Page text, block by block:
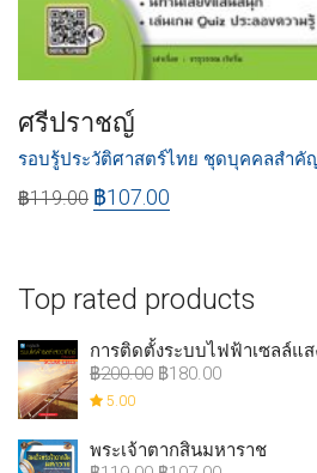
ศรีปราชญ์
รอบรู้ประวัติศาสตร์ไทย ชุดบุคคลสำคั
฿119.00 ฿107.00
Top rated products
การติดตั้งระบบไฟฟ้าเซลล์แ
฿200.00 ฿180.00
5.00
พระเจ้าตากสินมหาราช